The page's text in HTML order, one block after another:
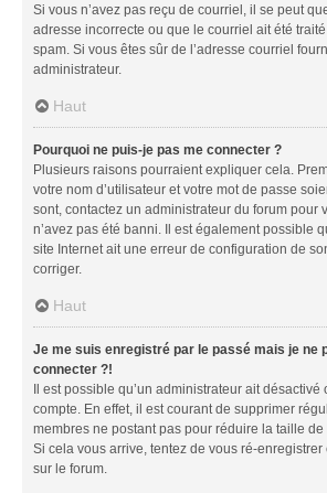
Si vous n’avez pas reçu de courriel, il se peut
adresse incorrecte ou que le courriel ait été
spam. Si vous êtes sûr de l’adresse courriel
administrateur.
Haut
Pourquoi ne puis-je pas me connecter ?
Plusieurs raisons pourraient expliquer cela.
votre nom d’utilisateur et votre mot de passe
sont, contactez un administrateur du forum pour
n’avez pas été banni. Il est également possible
site Internet ait une erreur de configuration de
corriger.
Haut
Je me suis enregistré par le passé mais je ne
connecter ?!
Il est possible qu’un administrateur ait
compte. En effet, il est courant de supprimer
membres ne postant pas pour réduire la taille
Si cela vous arrive, tentez de vous ré-enregistrer
sur le forum.